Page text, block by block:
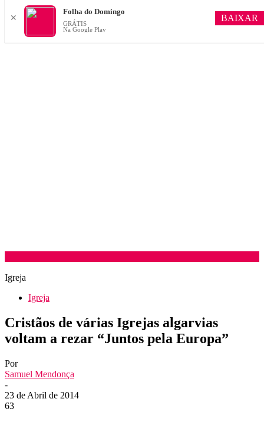
Igreja
Igreja
Cristãos de várias Igrejas algarvias
voltam a rezar “Juntos pela Europa”
Por
Samuel Mendonça
-
23 de Abril de 2014
63
✕
Folha do Domingo
GRÁTIS
Na Google Play
BAIXAR